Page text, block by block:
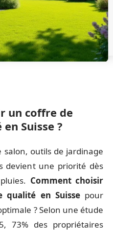
un coffre de
Suisse ?
salon, outils de jardinage
devient une priorité dès
Comment choisir
en Suissepour
? Selon une étude
73% des propriétaires